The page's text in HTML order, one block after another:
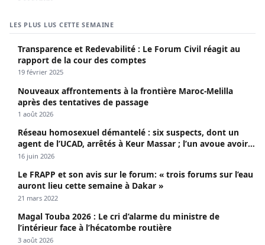
LES PLUS LUS CETTE SEMAINE
Transparence et Redevabilité : Le Forum Civil réagit au
rapport de la cour des comptes
19 février 2025
Nouveaux affrontements à la frontière Maroc-Melilla
après des tentatives de passage
1 août 2026
Réseau homosexuel démantelé : six suspects, dont un
agent de l’UCAD, arrêtés à Keur Massar ; l’un avoue avoir
propagé le VIH depuis 2018
16 juin 2026
Le FRAPP et son avis sur le forum: « trois forums sur l’eau
auront lieu cette semaine à Dakar »
21 mars 2022
Magal Touba 2026 : Le cri d’alarme du ministre de
l’intérieur face à l’hécatombe routière
3 août 2026